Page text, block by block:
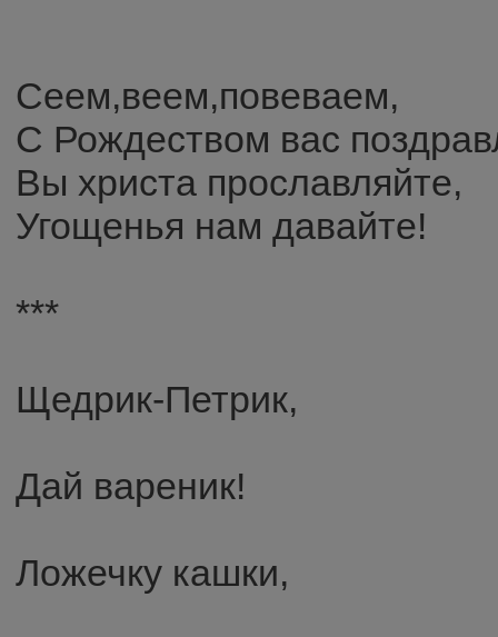
Сеем,веем,повеваем,
С Рождеством вас
Вы христа прославляйте,
Угощенья нам давайте!
***
Щедрик-Петрик,
Дай вареник!
Ложечку кашки,